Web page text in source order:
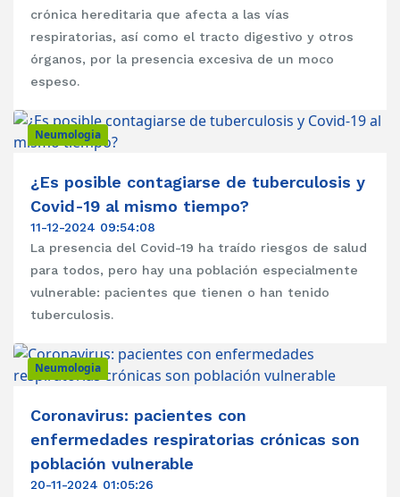
crónica hereditaria que afecta a las vías
respiratorias, así como el tracto digestivo y otros
órganos, por la presencia excesiva de un moco
espeso.
Neumologia
¿Es posible contagiarse de tuberculosis y
Covid-19 al mismo tiempo?
11-12-2024 09:54:08
La presencia del Covid-19 ha traído riesgos de salud
para todos, pero hay una población especialmente
vulnerable: pacientes que tienen o han tenido
tuberculosis.
Neumologia
Coronavirus: pacientes con
enfermedades respiratorias crónicas son
población vulnerable
20-11-2024 01:05:26